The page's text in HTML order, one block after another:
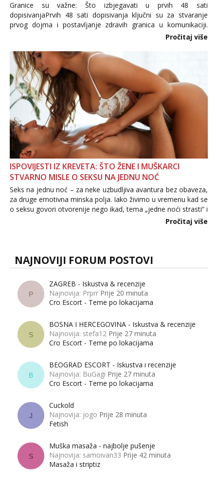
Granice su važne: Što izbjegavati u prvih 48 sati
dopisivanjaPrvih 48 sati dopisivanja ključni su za stvaranje
prvog dojma i postavljanje zdravih granica u komunikaciji.
Važno je izbjeći prebrzo otkrivanje osobnih ili intimnih
informacija, jer nepoznata osoba još nije zaslužila to
povjerenje. Takođe...
Pročitaj više
ISPOVIJESTI IZ KREVETA: ŠTO ŽENE I MUŠKARCI
STVARNO MISLE O SEKSU NA JEDNU NOĆ
Seks na jednu noć – za neke uzbudljiva avantura bez obaveza,
za druge emotivna minska polja. Iako živimo u vremenu kad se
o seksu govori otvorenije nego ikad, tema „jedne noći strasti“ i
dalje izaziva burne rasprave. Što zapravo misle žene, a što
Pročitaj više
NAJNOVIJI FORUM POSTOVI
P
ZAGREB - Iskustva & recenzije
Najnovija: Prprr Prije 20 minuta
Cro Escort - Teme po lokacijama
S
BOSNA I HERCEGOVINA - Iskustva & recenzije
Najnovija: stefa12 Prije 27 minuta
Cro Escort - Teme po lokacijama
B
BEOGRAD ESCORT - Iskustva i recenzije
Najnovija: BuGagi Prije 27 minuta
Cro Escort - Teme po lokacijama
J
Cuckold
Najnovija: jogo Prije 28 minuta
Fetish
S
Muška masaža - najbolje pušenje
Najnovija: samoivan33 Prije 42 minuta
Masaža i striptiz